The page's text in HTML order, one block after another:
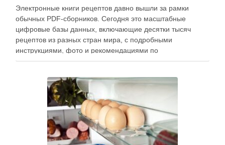
Электронные книги рецептов давно вышли за рамки
обычных PDF-сборников. Сегодня это масштабные
цифровые базы данных, включающие десятки тысяч
рецептов из разных стран мира, с подробными
инструкциями, фото и рекомендациями по
приготовлению. В отличие от печатных изданий,
контент, расширять коллекции блюд и добавлять новые
функции. Ниже …